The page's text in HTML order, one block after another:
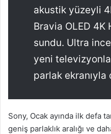
akustik yüzeyli
Bravia OLED 4K
sundu. Ultra
yeni
parlak
Sony, Ocak ayında ilk defa
geniş parlaklık aralığı ve